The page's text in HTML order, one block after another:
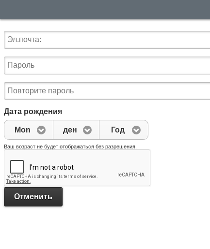
Дата рождения
Mon день Год
Ваш возраст не будет отображаться без разрешения.
Отменить